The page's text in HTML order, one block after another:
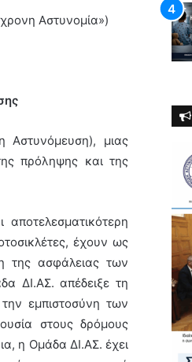
Αστυνομία»)
Αστυνόμευση), μιας
πρόληψης και της
έχουν ως
της ασφάλειας των
ΔΙ.ΑΣ. απέδειξε τη
εμπιστοσύνη των
στους δρόμους
η Ομάδα ΔΙ.ΑΣ. έχει